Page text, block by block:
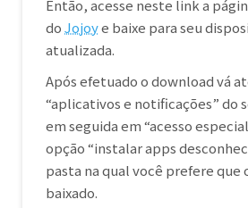
Então, acesse neste link a
doJojoye baixe para seu
atualizada.
Após efetuado o download vá
“aplicativos e notificações” do
em seguida em “acesso
opção “instalar apps
pasta na qual você prefere que
baixado.